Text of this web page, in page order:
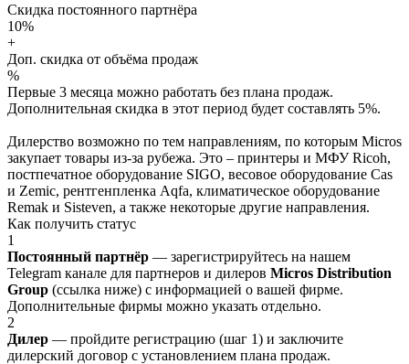
Скидка постоянного партнёра
10%
+
Доп. скидка от объёма продаж
%
Первые 3 месяца можно работать без плана продаж.
Дополнительная скидка в этот период будет составлять 5%.
Дилерство возможно по тем направлениям, по которым Micros
закупает товары из-за рубежа. Это – принтеры и МФУ Ricoh,
постпечатное оборудование SIGO, весовое оборудование Cas
и Zemic, рентгенпленка Aqfa, климатическое оборудование
Remak и Sisteven, а также некоторые другие направления.
Как получить статус
1
Постоянный партнёр — зарегистрируйтесь на нашем
Telegram канале для партнеров и дилеров Micros Distribution
Group (ссылка ниже) с информацией о вашей фирме.
Дополнительные фирмы можно указать отдельно.
2
Дилер — пройдите регистрацию (шаг 1) и заключите
дилерский договор с установлением плана продаж.